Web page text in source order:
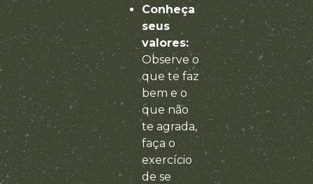
Conheça
seus
valores:
Observe o
que te faz
bem e o
que não
te agrada,
faça o
exercício
de se